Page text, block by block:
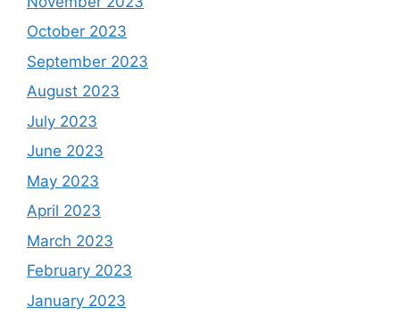
October 2023
September 2023
August 2023
July 2023
June 2023
May 2023
April 2023
March 2023
February 2023
January 2023